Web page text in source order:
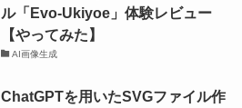
ル「Evo-Ukiyoe」体験レビュー
【やってみた】
AI画像生成
ChatGPTを用いたSVGファイル作